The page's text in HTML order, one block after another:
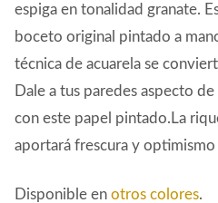
espiga en tonalidad granate.
boceto original pintado a
técnica de acuarela se
Dale a tus paredes aspecto
con este papel pintado.La
aportará frescura y optimismo
Disponible en otros colores.